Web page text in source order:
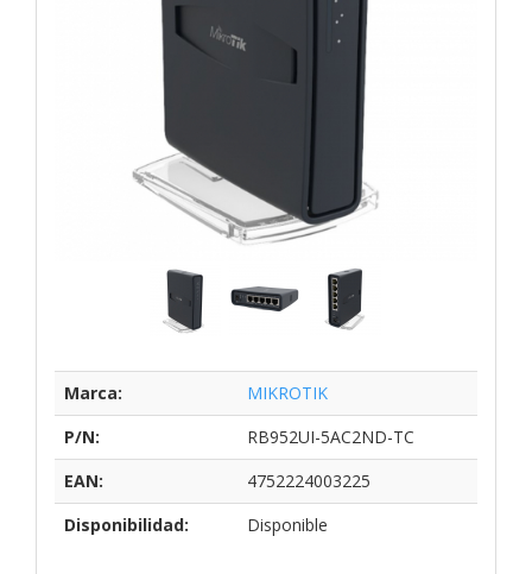
Marca:
MIKROTIK
P/N:
RB952UI-5AC2ND-TC
EAN:
4752224003225
Disponibilidad:
Disponible